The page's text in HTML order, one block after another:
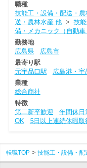
職種
技能工・設備・配送・
送・農林水産 他> 技
備・メカニック（自動車
勤務地
広島県
広島市
最寄り駅
元宇品口駅
広島港・宇
業種
総合商社
特徴
第二新卒歓迎
年間休日
OK
5日以上連続休暇取
転職TOP 技能工・設備・